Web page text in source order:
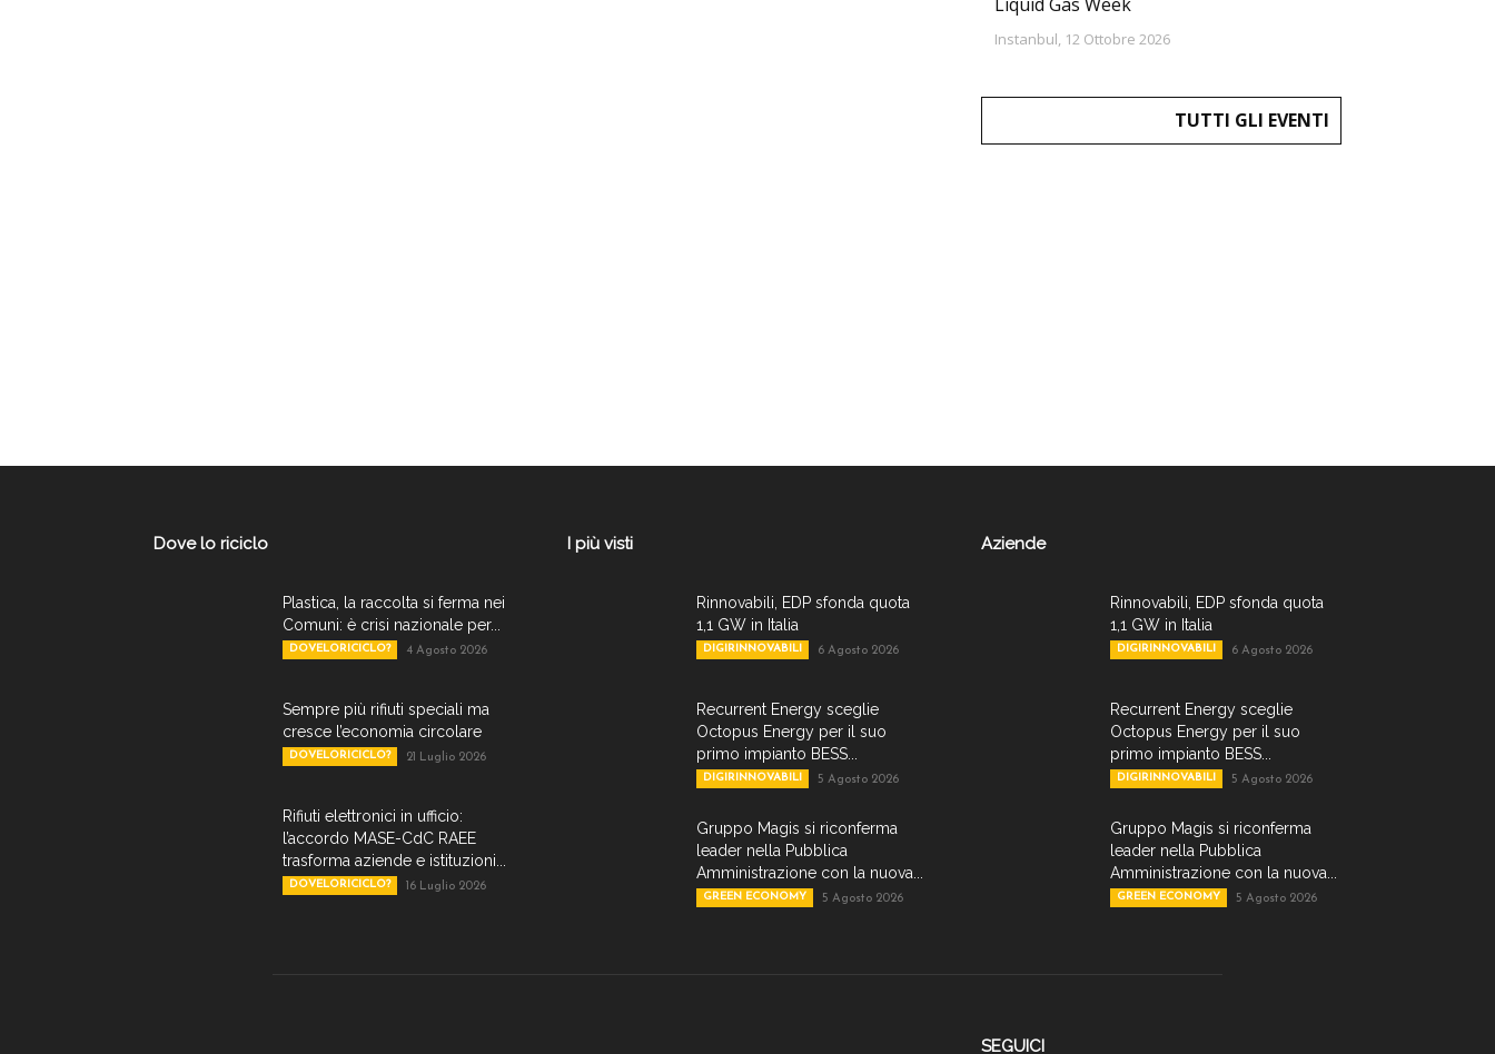
Instanbul, 12 Ottobre 2026
TUTTI GLI EVENTI
Dove lo riciclo
Plastica, la raccolta si ferma nei
Comuni: è crisi nazionale per...
DOVELORICICLO? 4 Agosto 2026
Sempre più rifiuti speciali ma
cresce l’economia circolare
DOVELORICICLO? 21 Luglio 2026
Rifiuti elettronici in ufficio:
l’accordo MASE-CdC RAEE
trasforma aziende e istituzioni...
DOVELORICICLO? 16 Luglio 2026
I più visti
Rinnovabili, EDP sfonda quota
1,1 GW in Italia
DIGIRINNOVABILI 6 Agosto 2026
Recurrent Energy sceglie
Octopus Energy per il suo
primo impianto BESS...
DIGIRINNOVABILI 5 Agosto 2026
Gruppo Magis si riconferma
leader nella Pubblica
Amministrazione con la nuova...
GREEN ECONOMY 5 Agosto 2026
Aziende
Rinnovabili, EDP sfonda quota
1,1 GW in Italia
DIGIRINNOVABILI 6 Agosto 2026
Recurrent Energy sceglie
Octopus Energy per il suo
primo impianto BESS...
DIGIRINNOVABILI 5 Agosto 2026
Gruppo Magis si riconferma
leader nella Pubblica
Amministrazione con la nuova...
GREEN ECONOMY 5 Agosto 2026
SEGUICI